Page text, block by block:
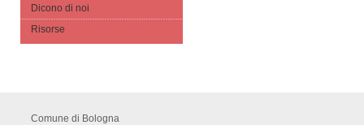
Dicono di noi
Risorse
Comune di Bologna